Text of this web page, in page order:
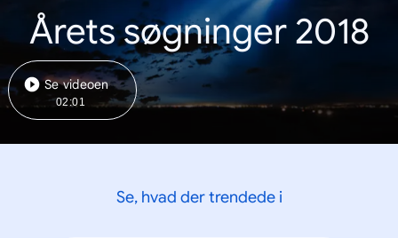
Årets søgninger 2018
Se videoen
02:01
Se, hvad der trendede i